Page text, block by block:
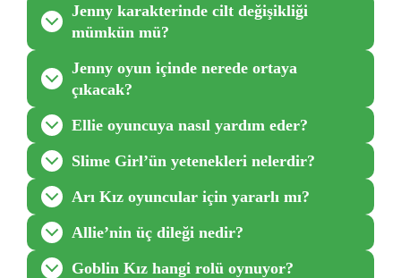
Jenny karakterinde cilt değişikliği
mümkün mü?
Jenny oyun içinde nerede ortaya
çıkacak?
Ellie oyuncuya nasıl yardım eder?
Slime Girl’ün yetenekleri nelerdir?
Arı Kız oyuncular için yararlı mı?
Allie’nin üç dileği nedir?
Goblin Kız hangi rolü oynuyor?